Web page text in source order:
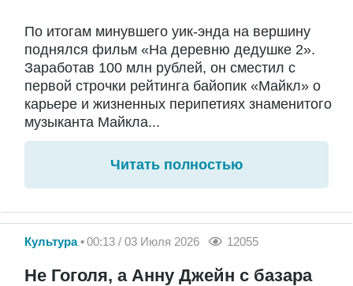
По итогам минувшего уик-энда на вершину
поднялся фильм «На деревню дедушке 2».
Заработав 100 млн рублей, он сместил с
первой строчки рейтинга байопик «Майкл» о
карьере и жизненных перипетиях знаменитого
музыканта Майкла...
Читать полностью
Культура 00:13 / 03 Июля 2026 12055
Не Гоголя, а Анну Джейн с базара